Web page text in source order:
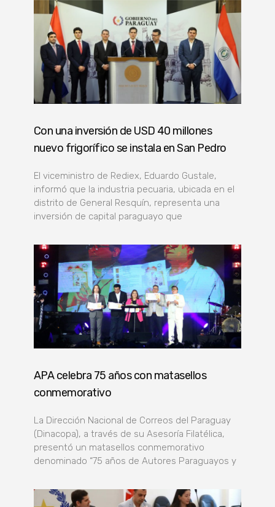
Con una inversión de USD 40 millones
nuevo frigorífico se instala en San Pedro
El viceministro de Rediex, Eduardo Gustale,
informó que la industria pecuaria, ubicada en el
distrito de General Resquín, representa una
inversión de capital paraguayo que
APA celebra 75 años con matasellos
conmemorativo
La Dirección Nacional de Correos del Paraguay
(Dinacopa), a través de su Asesoría Filatélica,
presentó un matasellos conmemorativo
denominado “75 años de Autores Paraguayos y